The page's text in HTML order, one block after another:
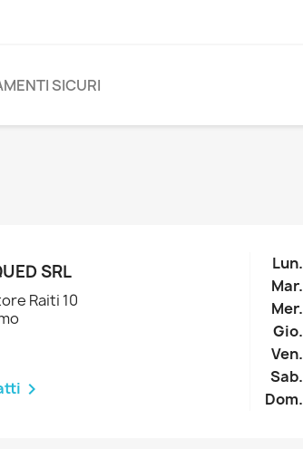
SICURI
SRL
Raiti 10

Lun.
Mar.
Mer.
Gio.
Ven.
Sab.
Dom.